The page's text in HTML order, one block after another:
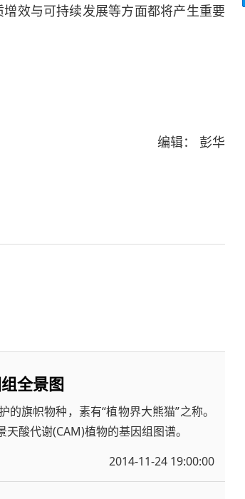
效与可持续发展等方面都将产生重要
编辑： 彭华
全景图
旗帜物种，素有“植物界大熊猫”之称。
酸代谢(CAM)植物的基因组图谱。
2014-11-24 19:00:00